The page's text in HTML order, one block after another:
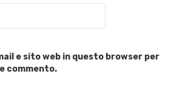
e sito web in questo browser per
commento.